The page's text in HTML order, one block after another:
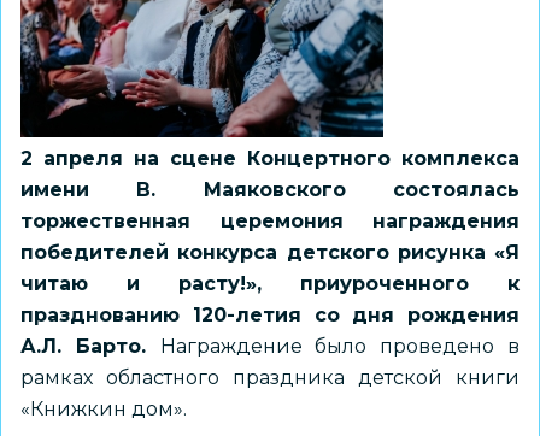
2 апреля на сцене Концертного комплекса
имени В. Маяковского состоялась
торжественная церемония награждения
победителей конкурса детского рисунка «Я
читаю и расту!», приуроченного к
празднованию 120-летия со дня рождения
А.Л. Барто. Награждение было проведено в
рамках областного праздника детской книги
«Книжкин дом».